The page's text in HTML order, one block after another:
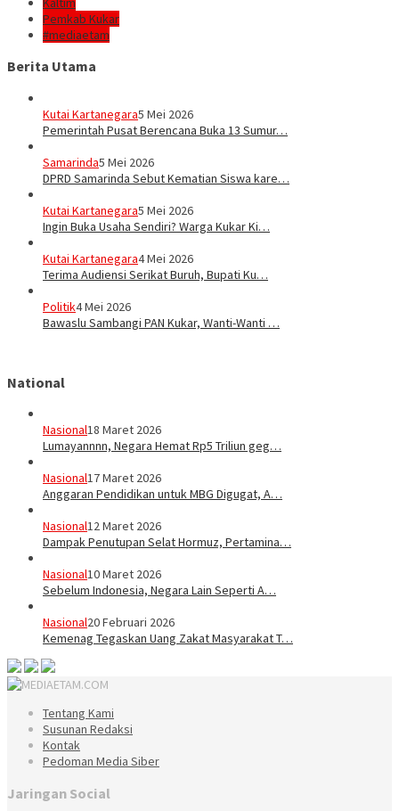
Pemkab Kukar
#mediaetam
Berita Utama
Kutai Kartanegara5 Mei 2026
Pemerintah Pusat Berencana Buka 13 Sumur…
Samarinda5 Mei 2026
DPRD Samarinda Sebut Kematian Siswa kare…
Kutai Kartanegara5 Mei 2026
Ingin Buka Usaha Sendiri? Warga Kukar Ki…
Kutai Kartanegara4 Mei 2026
Terima Audiensi Serikat Buruh, Bupati Ku…
Politik4 Mei 2026
Bawaslu Sambangi PAN Kukar, Wanti-Wanti …
National
Nasional18 Maret 2026
Lumayannnn, Negara Hemat Rp5 Triliun geg…
Nasional17 Maret 2026
Anggaran Pendidikan untuk MBG Digugat, A…
Nasional12 Maret 2026
Dampak Penutupan Selat Hormuz, Pertamina…
Nasional10 Maret 2026
Sebelum Indonesia, Negara Lain Seperti A…
Nasional20 Februari 2026
Kemenag Tegaskan Uang Zakat Masyarakat T…
Tentang Kami
Susunan Redaksi
Kontak
Pedoman Media Siber
Jaringan Social